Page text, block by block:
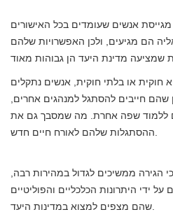
אנשים שעומדים בכל האישורים
הם מגיעים, ולכן האפשרויות שלהם
או בלתי חוקית, אנשים נתקלים
שהם חייבים להסתגל למנהגים אחרים,
ללמוד שפה אחרת. מה שמסבך גם את